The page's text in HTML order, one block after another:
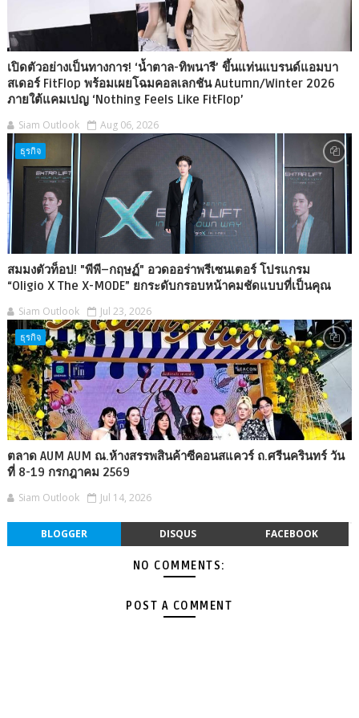
เปิดตัวอย่างเป็นทางการ! ‘น้ำตาล-ทิพนารี’ ขึ้นแท่นแบรนด์แอมบา
สเดอร์ FitFlop พร้อมเผยโฉมคอลเลกชัน Autumn/Winter 2026
ภายใต้แคมเปญ ‘Nothing Feels Like FitFlop’
Siam Outlook Aug 06, 2026
ธุรกิจ
สมมงตัวท็อป! "พีพี–กฤษฏ์" อวดออร่าพรีเซนเตอร์ โปรแกรม
“Oligio X The X-MODE” ยกระดับกรอบหน้าคมชัดแบบที่เป็นคุณ
Siam Outlook Jul 23, 2026
ธุรกิจ
ตลาด AUM AUM ณ.ห้างสรรพสินค้าซีคอนสแควร์ ถ.ศรีนครินทร์ วัน
ที่ 8-19 กรกฎาคม 2569
Siam Outlook Jul 14, 2026
BLOGGER DISQUS FACEBOOK
NO COMMENTS:
POST A COMMENT